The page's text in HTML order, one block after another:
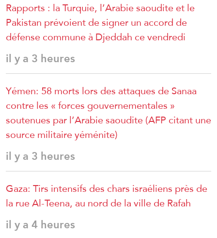
Rapports : la Turquie, l’Arabie saoudite et le
Pakistan prévoient de signer un accord de
défense commune à Djeddah ce vendredi
il y a 3 heures
Yémen: 58 morts lors des attaques de Sanaa
contre les « forces gouvernementales »
soutenues par l’Arabie saoudite (AFP citant une
source militaire yéménite)
il y a 3 heures
Gaza: Tirs intensifs des chars israéliens près de
la rue Al-Teena, au nord de la ville de Rafah
il y a 4 heures